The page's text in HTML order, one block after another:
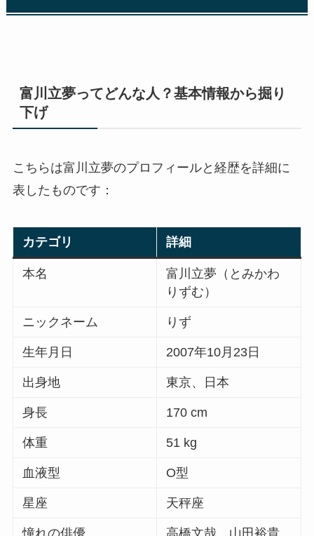
富川立夢ってどんな人？基本情報から掘り
下げ
こちらは富川立夢のプロフィールと経歴を詳細に
表したものです：
カテゴリ 詳細
本名
富川立夢（とみかわ
りずむ）
ニックネーム りず
生年月日 2007年10月23日
出身地 東京、日本
身長 170 cm
体重 51 kg
血液型 O型
星座 天秤座